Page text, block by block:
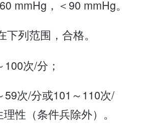
mmHg，＜90 mmHg。
下列范围，合格。
100次/分；
59次/分或101～110次/
性（条件兵除外）。